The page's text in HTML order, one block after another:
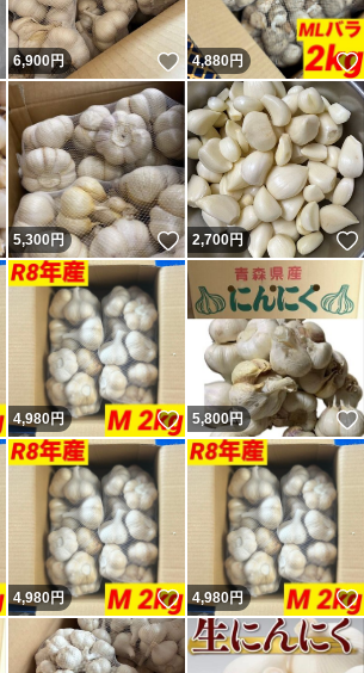
いいね！
6,900円 いいね！
4,880円
いいね！
5,300円 いいね！
2,700円
いいね！
4,980円 いいね！
5,800円
いいね！
4,980円 いいね！
4,980円